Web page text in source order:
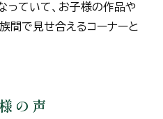
っていて、お子様の作品や
間で見せ合えるコーナーと
の声